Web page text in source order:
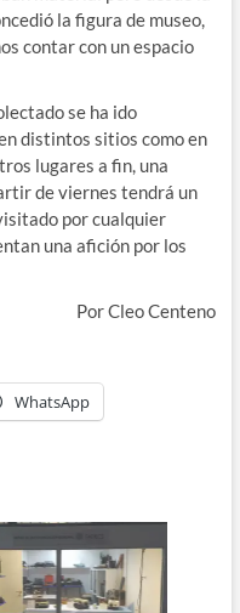
la figura de museo,
contar con un espacio
se ha ido
distintos sitios como en
lugares a fin, una
de viernes tendrá un
por cualquier
una afición por los
Por Cleo Centeno
WhatsApp